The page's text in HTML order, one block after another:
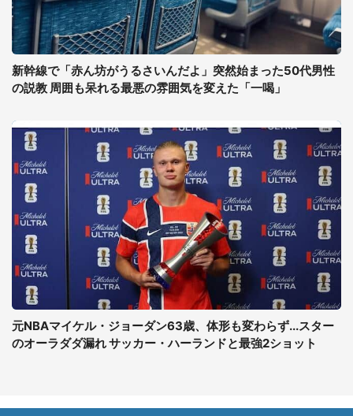
新幹線で「赤ん坊がうるさいんだよ」突然始まった50代男性
の説教 周囲も呆れる最悪の雰囲気を変えた「一喝」
元NBAマイケル・ジョーダン63歳、体形も変わらず...スター
のオーラダダ漏れ サッカー・ハーランドと最強2ショット